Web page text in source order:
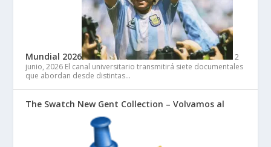
Mundial 2026
2
junio, 2026 El canal universitario transmitirá siete documentales
que abordan desde distintas…
The Swatch New Gent Collection – Volvamos al